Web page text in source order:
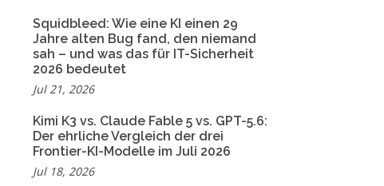
Squidbleed: Wie eine KI einen 29
Jahre alten Bug fand, den niemand
sah – und was das für IT-Sicherheit
2026 bedeutet
Jul 21, 2026
Kimi K3 vs. Claude Fable 5 vs. GPT-5.6:
Der ehrliche Vergleich der drei
Frontier-KI-Modelle im Juli 2026
Jul 18, 2026